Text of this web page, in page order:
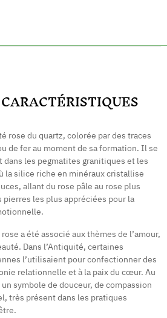
rose du quartz, colorée par des traces
de fer au moment de sa formation. Il se
les pegmatites granitiques et les
la silice riche en minéraux cristallise
allant du rose pâle au rose plus
pierres les plus appréciées pour la
a été associé aux thèmes de l’amour,
Dans l’Antiquité, certaines
l’utilisaient pour confectionner des
relationnelle et à la paix du cœur. Au
symbole de douceur, de compassion
très présent dans les pratiques